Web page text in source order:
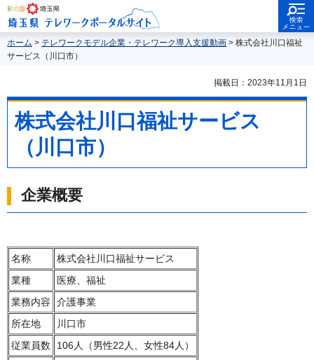
埼玉県
埼玉県テレワークポータルサイ
ト
検索・メニ
ュー
ホーム > テレワークモデル企業・テレワーク導入支援動画 > 株式会社川口福祉
サービス（川口市）
掲載日：2023年11月1日
株式会社川口福祉サービス
（川口市）
企業概要
名称
株式会社川口福祉サービス
業種
医療、福祉
業務内容
介護事業
所在地
川口市
従業員数
106人（男性22人、女性84人）